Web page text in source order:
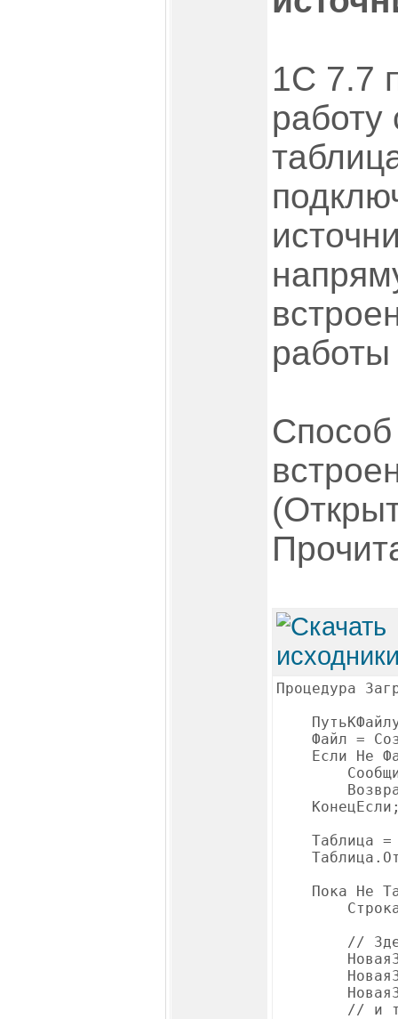
1С 7.7
работы
Процедура
Файл =
Если Не
Таблица =
Пока Не
Строка =
// Здесь
// и